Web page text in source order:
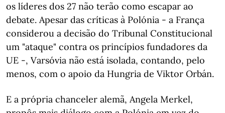
os líderes dos 27 não terão como escapar ao
debate. Apesar das críticas à Polónia - a França
considerou a decisão do Tribunal Constitucional
um "ataque" contra os princípios fundadores da
UE -, Varsóvia não está isolada, contando, pelo
menos, com o apoio da Hungria de Viktor Orbán.
E a própria chanceler alemã, Angela Merkel,